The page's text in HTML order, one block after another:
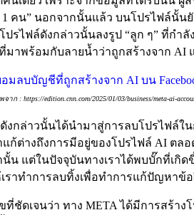
1 คน” นอกจากนั้นแล้ว บนโปรไฟล์นั้น
ปรไฟล์ดังกล่าวนั้นลงรูป “ลูก ๆ” ที่กำ
าพร้อมกับลายน้ำว่าถูกสร้างจาก AI
าก : https://edition.cnn.com/2025/01/03/business/meta-ai-
งกล่าวนั้นได้นำมาสู่การลบโปรไฟล์
ก้ต่างถึงการมีอยู่ของโปรไฟล์ AI ตล
นั้น แต่ในปัจจุบันทางเราได้พบบั๊กที่เกิ
ราทำการลบทิ้งเพื่อทำการแก้ปัญหาข้
ชัดเจนว่า ทาง META ได้มีการสร้าง